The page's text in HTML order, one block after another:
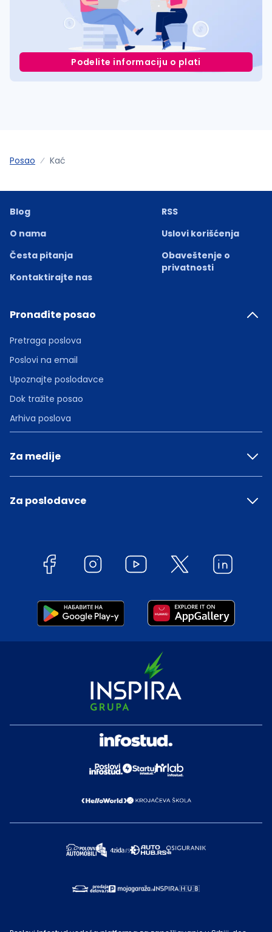
Podelite informaciju o plati
Posao Kać
Blog
O nama
Česta pitanja
Kontaktirajte nas
RSS
Uslovi korišćenja
Obaveštenje o
privatnosti
Pronađite posao
Pretraga poslova
Poslovi na email
Upoznajte poslodavce
Dok tražite posao
Arhiva poslova
Za medije
Za poslodavce